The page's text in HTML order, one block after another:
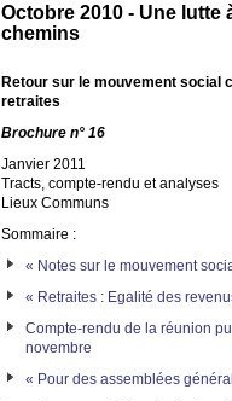
Octobre 2010 - Une lutte
chemins
Retour sur le mouvement social
retraites
Brochure n° 16
Janvier 2011
Tracts, compte-rendu et analyses
Lieux Communs
Sommaire :
« Notes sur le mouvement
« Retraites : Egalité des
Compte-rendu de la réunion
novembre
« Pour des assemblées